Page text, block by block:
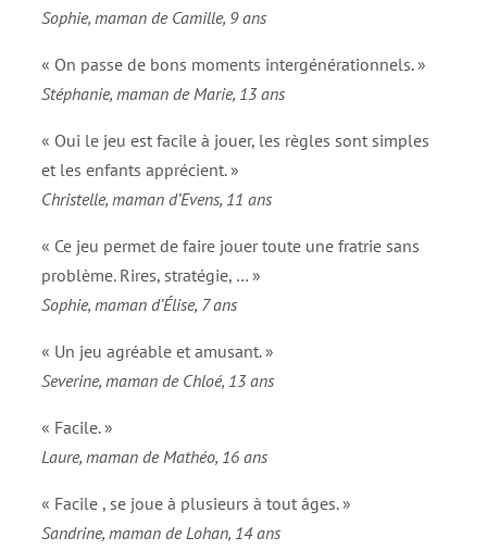
Sophie, maman de Camille, 9 ans
« On passe de bons moments intergénérationnels. »
Stéphanie, maman de Marie, 13 ans
« Oui le jeu est facile à jouer, les règles sont simples
et les enfants apprécient. »
Christelle, maman d’Evens, 11 ans
« Ce jeu permet de faire jouer toute une fratrie sans
problème. Rires, stratégie, … »
Sophie, maman d’Élise, 7 ans
« Un jeu agréable et amusant. »
Severine, maman de Chloé, 13 ans
« Facile. »
Laure, maman de Mathéo, 16 ans
« Facile , se joue à plusieurs à tout âges. »
Sandrine, maman de Lohan, 14 ans